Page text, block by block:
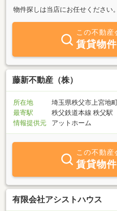
物件探しは当店にお任せください
この不動産
賃貸物
藤新不動産（株）
所在地
埼玉県秩父市上宮地
最寄駅
秩父鉄道本線 秩父駅
情報提供元
アットホーム
この不動産
賃貸物
有限会社アシストハウス